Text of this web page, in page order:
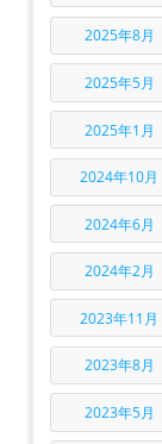
2025年8月
2025年5月
2025年1月
2024年10月
2024年6月
2024年2月
2023年11月
2023年8月
2023年5月